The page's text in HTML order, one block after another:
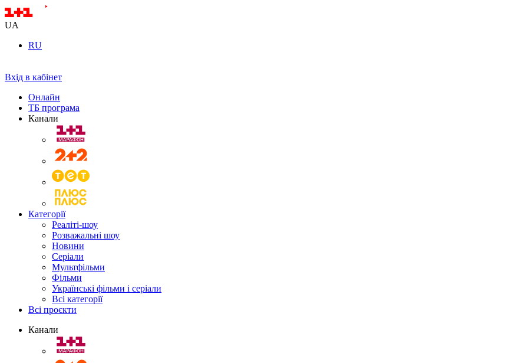
UA
RU
Вхід в кабінет
Онлайн
ТБ програма
Канали
Категорії
Реаліті-шоу
Розважальні шоу
Новини
Серіали
Мультфільми
Фільми
Українські фільми і серіали
Всі категорії
Всі проєкти
Канали